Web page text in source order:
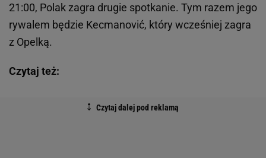
21:00, Polak zagra drugie spotkanie. Tym razem jego
rywalem będzie Kecmanović, który wcześniej zagra
z Opelką.
Czytaj też: